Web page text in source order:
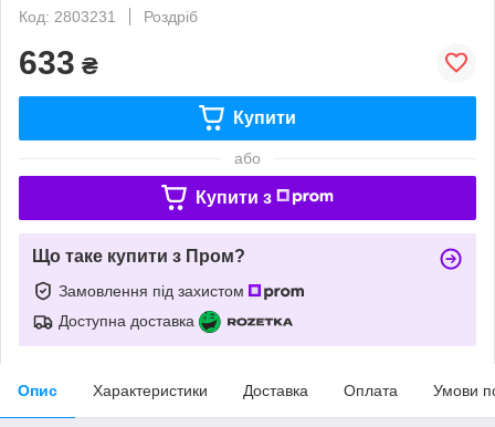
Код: 2803231
Роздріб
633 ₴
Купити
або
Купити з
Що таке купити з Пром?
Замовлення під захистом
Доступна доставка
Опис Характеристики Доставка Оплата Умови